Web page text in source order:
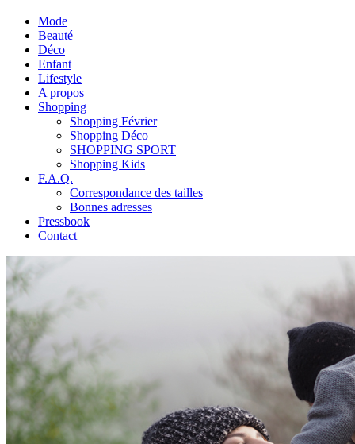
Mode
Beauté
Déco
Enfant
Lifestyle
A propos
Shopping
Shopping Février
Shopping Déco
SHOPPING SPORT
Shopping Kids
F.A.Q.
Correspondance des tailles
Bonnes adresses
Pressbook
Contact